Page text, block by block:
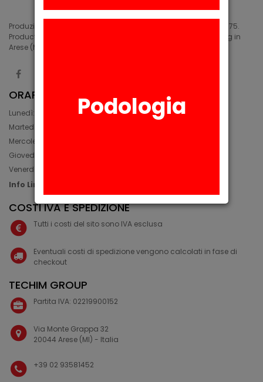
Produzione di siliconi medicali e industriali in Arese (MI) dal 1975.
Production of medical and industrial silicones. Manufacturing in
Arese (MI) since 1975.
ORARIO
Lunedì: 08:30 - 12:30, 14:00 - 17:45
Martedì: 08:30 - 12:30, 14:00 - 17:00
Mercoledì: 08:30 - 12:30, 14:00 - 17:00
Giovedì: 09:30 - 12:30, 14:00 - 17:00
Venerdì: 08:30 - 12:30, 14:00 - 17:00
Info Line: +39 02 93581452
COSTI IVA E SPEDIZIONE
Tutti i costi del sito sono IVA esclusa
Eventuali costi di spedizione vengono calcolati in fase di
checkout
TECHIM GROUP
Partita IVA: 02219900152
Via Monte Grappa 32
20044 Arese (MI) - Italia
+39 02 93581452
Podologia